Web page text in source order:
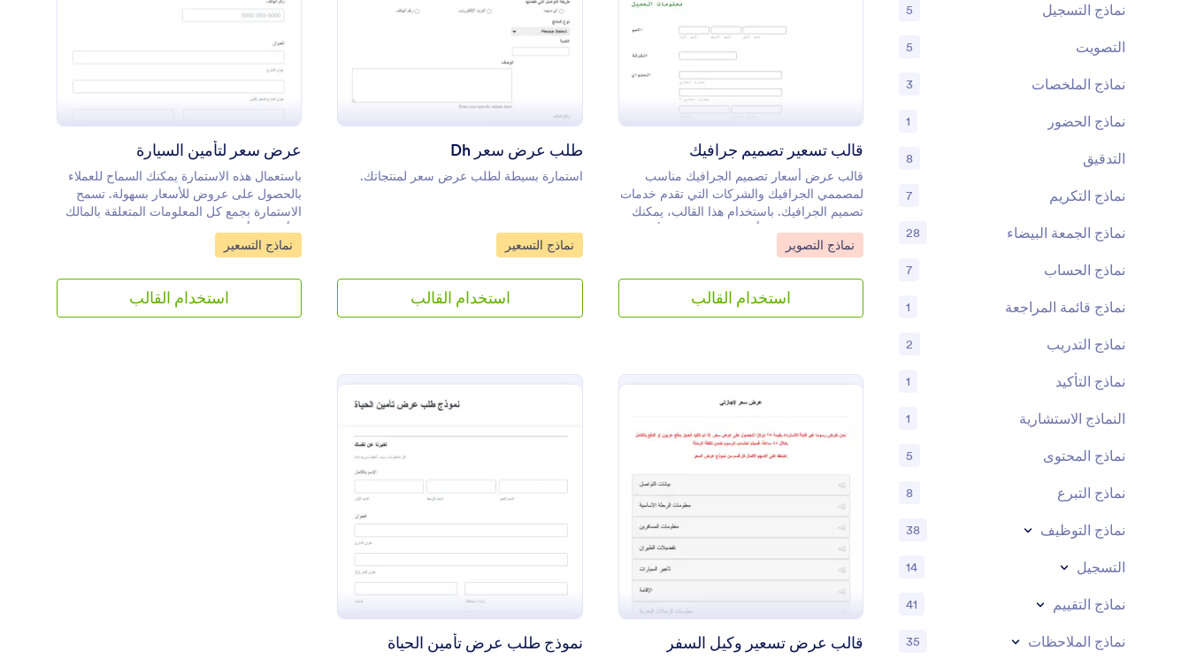
: قالب تسعير تصميم جرافيك
قالب تسعير تصميم جرافيك
قالب عرض أسعار تصميم الجرافيك مناسب
لمصممي الجرافيك والشركات التي تقدم خدمات
تصميم الجرافيك. باستخدام هذا القالب، يمكنك
بسهولة إنشاء عرض أسعار بصيغة PDF لأعمال
التصميم الخاصة بك. يتم تحديث العرض تلقائيًا
التي يملؤها عملاؤك.عادةً ما يتم إنشاء المستند
بصيغة PDF يمكن إرسالها للعملاء في أي وقت أو
الاحتفاظ بها لأغراض المراجعة. لتعديل قالب
Jotform. الميزة هي أنك ستحتاج فقط إلى
السحب والإفلات للعناصر دون الحاجة إلى أي
Go to Category:
نماذج التصوير
استخدام القالب
: طلب عرض سعر Dh
طلب عرض سعر Dh
استمارة بسيطة لطلب عرض سعر لمنتجاتك.
Go to Category:
نماذج التسعير
استخدام القالب
معاينة
عرض سعر لتأمين السيارة
باستعمال هذه الاستمارة يمكنك السماح للعملاء
بالحصول على عروض للأسعار بسهولة. تسمح
الاستمارة بجمع كل المعلومات المتعلقة بالمالك
للتأكد من أن السعر دقيق. يمكنك جمع
المعلومات المتعلقة بالمركبة أيضاً وأي معلومات
الاستمارة بسهولة لجمع أي معلومات متعلقة
بالمؤسسة الخاصة بك
Go to Category:
نماذج التسعير
استخدام القالب
: قالب عرض تسعير وكيل السفر
قالب عرض تسعير وكيل السفر
: نموذج طلب عرض تأمين الحياة
نموذج طلب عرض تأمين الحياة
نماذج التسجيل 5
التصويت 5
نماذج الملخصات 3
نماذج الحضور 1
التدقيق 8
نماذج التكريم 7
نماذج الجمعة البيضاء 28
نماذج الحساب 7
نماذج قائمة المراجعة 1
نماذج التدريب 2
نماذج التأكيد 1
النماذج الاستشارية 1
نماذج المحتوى 5
نماذج التبرع 8
نماذج التوظيف 38
التسجيل 14
نماذج التقييم 41
نماذج الملاحظات 35